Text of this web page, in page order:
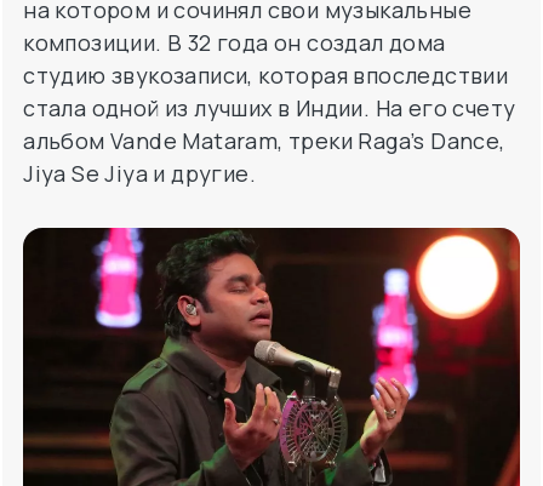
на котором и сочинял свои музыкальные
композиции. В 32 года он создал дома
студию звукозаписи, которая впоследствии
стала одной из лучших в Индии. На его счету
альбом Vande Mataram, треки Raga’s Dance,
Jiya Se Jiya и другие.